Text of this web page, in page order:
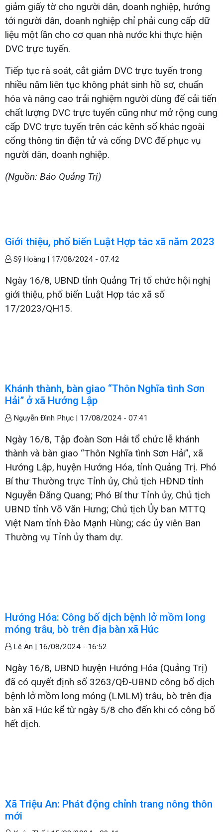
giảm giấy tờ cho người dân, doanh nghiệp, hướng
tới người dân, doanh nghiệp chỉ phải cung cấp dữ
liệu một lần cho cơ quan nhà nước khi thực hiện
DVC trực tuyến.
Tiếp tục rà soát, cắt giảm DVC trực tuyến trong
nhiều năm liên tục không phát sinh hồ sơ, chuẩn
hóa và nâng cao trải nghiệm người dùng để cải tiến
chất lượng DVC trực tuyến cũng như mở rộng cung
cấp DVC trực tuyến trên các kênh số khác ngoài
cổng thông tin điện tử và cổng DVC để phục vụ
người dân, doanh nghiệp.
(Nguồn: Báo Quảng Trị)
Giới thiệu, phổ biến Luật Hợp tác xã năm 2023
Sỹ Hoàng | 17/08/2024 - 07:42
Ngày 16/8, UBND tỉnh Quảng Trị tổ chức hội nghị
giới thiệu, phổ biến Luật Hợp tác xã số
17/2023/QH15.
Khánh thành, bàn giao “Thôn Nghĩa tình Sơn
Hải” ở xã Hướng Lập
Nguyễn Đình Phục | 17/08/2024 - 07:41
Ngày 16/8, Tập đoàn Sơn Hải tổ chức lễ khánh
thành và bàn giao “Thôn Nghĩa tình Sơn Hải”, xã
Hướng Lập, huyện Hướng Hóa, tỉnh Quảng Trị. Phó
Bí thư Thường trực Tỉnh ủy, Chủ tịch HĐND tỉnh
Nguyễn Đăng Quang; Phó Bí thư Tỉnh ủy, Chủ tịch
UBND tỉnh Võ Văn Hưng; Chủ tịch Ủy ban MTTQ
Việt Nam tỉnh Đào Mạnh Hùng; các ủy viên Ban
Thường vụ Tỉnh ủy tham dự.
Hướng Hóa: Công bố dịch bệnh lở mồm long
móng trâu, bò trên địa bàn xã Húc
Lê An | 16/08/2024 - 16:52
Ngày 16/8, UBND huyện Hướng Hóa (Quảng Trị)
đã có quyết định số 3263/QĐ-UBND công bố dịch
bệnh lở mồm long móng (LMLM) trâu, bò trên địa
bàn xã Húc kể từ ngày 5/8 cho đến khi có công bố
hết dịch.
Xã Triệu An: Phát động chỉnh trang nông thôn
mới